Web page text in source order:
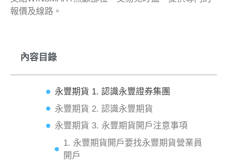
報價及線路。
內容目錄
永豐期貨 1. 認識永豐證券集團
永豐期貨 2. 認識永豐期貨
永豐期貨 3. 永豐期貨開戶注意事項
1. 永豐期貨開戶要找永豐期貨營業員
開戶